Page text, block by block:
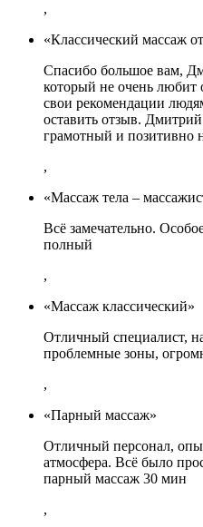
,
«Классический массаж
Спасибо большое вам,
который не очень любит
свои рекомендации
оставить отзыв.
грамотный и позитивно
,
«Массаж тела –
Всё замечательно.
полный
,
«Массаж классический»
Отличный специалист,
проблемные зоны,
,
«Парный массаж»
Отличный персонал,
атмосфера. Всё было
парный массаж 30 мин
,